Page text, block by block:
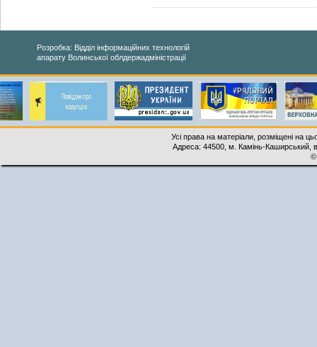
Розробка: Відділ інформаційних технологій
апарату Волинської облдержадміністрації
Усі права на матеріали, розміщені на
Адреса: 44500, м. Камінь-Каширський,
©